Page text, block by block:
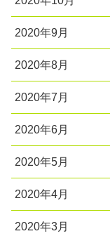
2020年9月
2020年8月
2020年7月
2020年6月
2020年5月
2020年4月
2020年3月